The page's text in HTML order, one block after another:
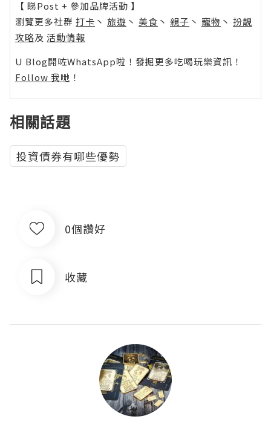
【 睇Post + 參加品牌活動 】
瀏覽更多社群 打卡 丶 旅遊 丶 美食 丶 親子 丶 寵物 丶 扮靚
攻略及 活動情報
U Blog開咗WhatsApp啦！發掘更多吃喝玩樂資訊！
Follow 我哋 ！
相關話題
投資債券有哪些優勢
0個讚好
收藏